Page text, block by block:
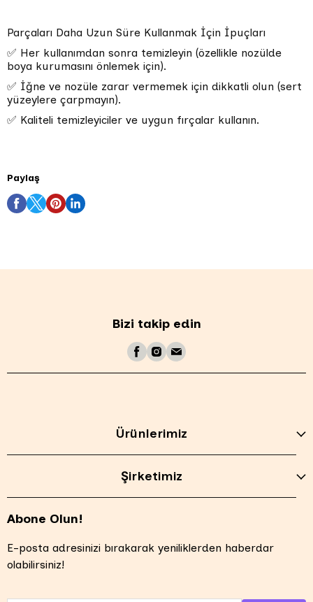
Paylaş
Parçaları Daha Uzun Süre Kullanmak İçin İpuçları
✅ Her kullanımdan sonra temizleyin (özellikle nozülde
boya kurumasını önlemek için).
✅ İğne ve nozüle zarar vermemek için dikkatli olun (sert
yüzeylere çarpmayın).
✅ Kaliteli temizleyiciler ve uygun fırçalar kullanın.
Bizi takip edin
Ürünlerimiz
Şirketimiz
Abone Olun!
E-posta adresinizi bırakarak yeniliklerden haberdar
olabilirsiniz!